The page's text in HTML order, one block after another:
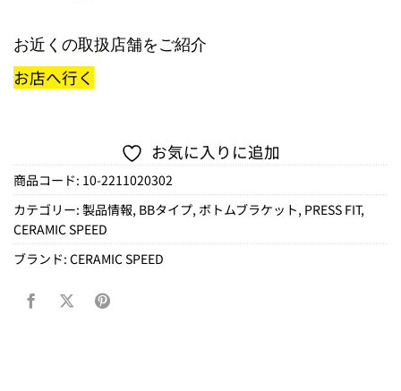
お近くの取扱店舗をご紹介
お店へ行く
お気に入りに追加
商品コード: 10-2211020302
カテゴリー: 製品情報, BBタイプ, ボトムブラケット, PRESS FIT,
CERAMIC SPEED
ブランド: CERAMIC SPEED